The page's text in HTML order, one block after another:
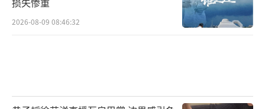
2026-08-09 08:46:32